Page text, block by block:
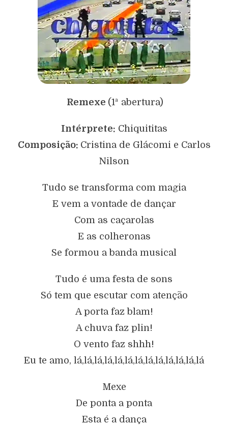
Remexe (1ª abertura)
Intérprete: Chiquititas
Composição: Cristina de Glácomi e Carlos
Nilson
Tudo se transforma com magia
E vem a vontade de dançar
Com as caçarolas
E as colheronas
Se formou a banda musical
Tudo é uma festa de sons
Só tem que escutar com atenção
A porta faz blam!
A chuva faz plin!
O vento faz shhh!
Eu te amo, lá,lá,lá,lá,lá,lá,lá,lá,lá,lá,lá,lá,lá
Mexe
De ponta a ponta
Esta é a dança